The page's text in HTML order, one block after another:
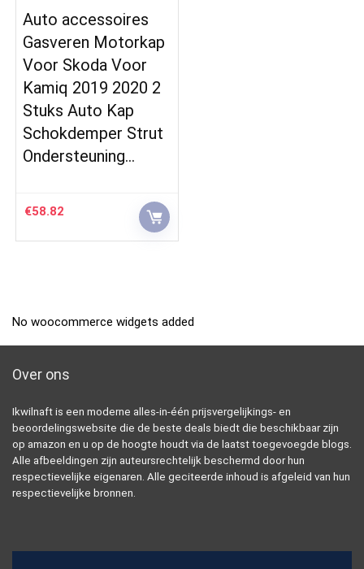
Auto accessoires
Gasveren Motorkap
Voor Skoda Voor
Kamiq 2019 2020 2
Stuks Auto Kap
Schokdemper Strut
Ondersteuning…
€58.82
No woocommerce widgets added
Over ons
Ikwilnaft is een moderne alles-in-één prijsvergelijkings- en
beoordelingswebsite die de beste deals biedt die beschikbaar zijn
op amazon en u op de hoogte houdt via de laatst toegevoegde blogs.
Alle afbeeldingen zijn auteursrechtelijk beschermd door hun
respectievelijke eigenaren. Alle geciteerde inhoud is afgeleid van hun
respectievelijke bronnen.